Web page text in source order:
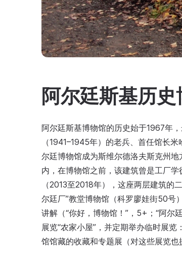
阿尔廷斯基历史
阿尔廷斯基博物馆的历史始于1967年
（1941–1945年）的老兵、首任馆长
尔廷博物馆成为斯维尔德洛夫斯克州
内，在博物馆之前，该建筑曾是工厂
（2013至2018年），这座两层建筑
尔廷厂”教堂博物馆（科罗廖娃街50号
讲解（“你好，博物馆！”，5+；“阿尔
展览“农家小屋”，并定期举办临时展
馆馆藏的收藏和专题展（对这些展览也